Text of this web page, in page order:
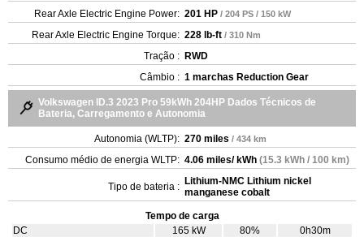
Rear Axle Electric Engine Power: 201 HP / 204 PS / 150 kW
Rear Axle Electric Engine Torque: 228 lb-ft / 310 Nm
Tração : RWD
Câmbio : 1 marchas Reduction Gear
Volkswagen ID.3 2023 Pro 59kWh 204HP Dados Técnicos de
Bateria, Carregamento e Autonomia
Autonomia (WLTP): 270 miles / 434 km
Consumo médio de energia WLTP: 4.06 miles/ kWh (15.3 kWh / 100 km)
Tipo de bateria : Lithium-NMC Lithium nickel
manganese cobalt
Tempo de carga
DC
165 kW 80%
0h30m